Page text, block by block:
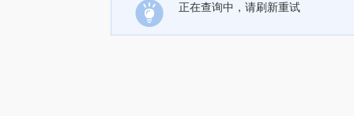
正在查询中，请刷新重试